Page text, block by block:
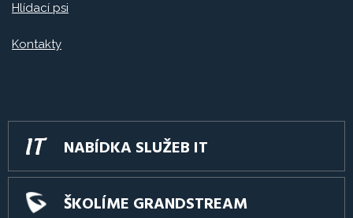
Hlídací psi
Kontakty
NABÍDKA SLUŽEB IT
ŠKOLÍME GRANDSTREAM